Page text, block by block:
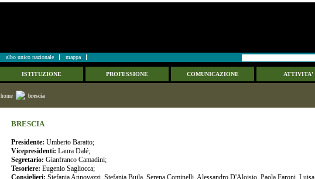
albo unico nazionale mappa
ISTITUZIONE PROFESSIONE COMUNICAZIONE ATTIVITA'
home brescia
BRESCIA
Presidente: Umberto Baratto;
Vicepresidenti: Laura Dalé;
Segretario: Gianfranco Camadini;
Tesoriere: Eugenio Sagliocca;
Consiglieri: Stefania Annovazzi, Stefania Buila, Serena Cominelli, Alessandro D'Aloisio, Paola Faroni, Luisa